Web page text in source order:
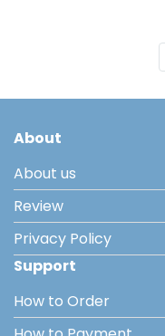
About
About us
Review
Privacy Policy
Support
How to Order